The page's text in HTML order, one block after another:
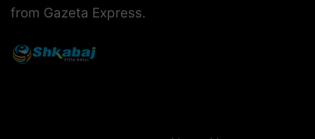
from Gazeta Express.